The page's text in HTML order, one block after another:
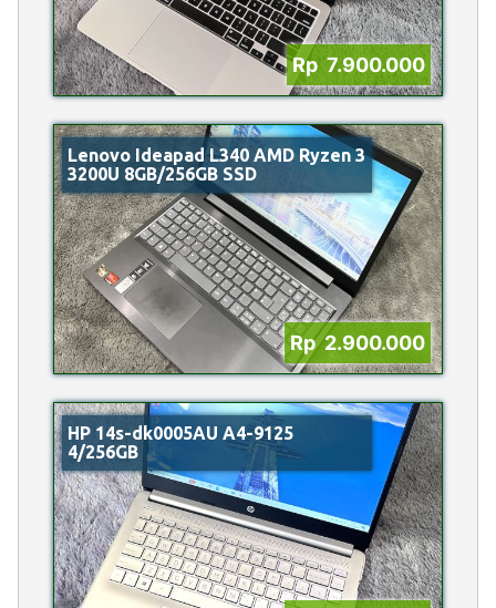
Rp 7.900.000
Lenovo Ideapad L340 AMD Ryzen 3
3200U 8GB/256GB SSD
Rp 2.900.000
HP 14s-dk0005AU A4-9125
4/256GB